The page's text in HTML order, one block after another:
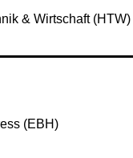
& Wirtschaft (HTW)
(EBH)